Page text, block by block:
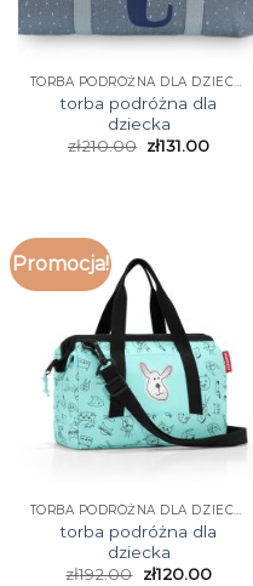
TORBA PODRÓŻNA DLA DZIECKA
torba podróżna dla
dziecka
zł210.00 zł131.00
Promocja!
TORBA PODRÓŻNA DLA DZIECKA
torba podróżna dla
dziecka
zł192.00 zł120.00